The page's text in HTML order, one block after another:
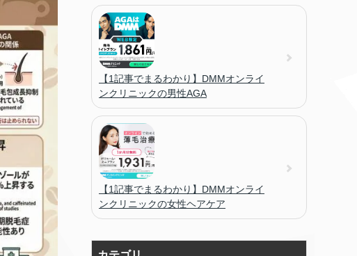
【1記事でまるわかり】DMMオンライ
ンクリニックの男性AGA
【1記事でまるわかり】DMMオンライ
ンクリニックの女性ヘアケア